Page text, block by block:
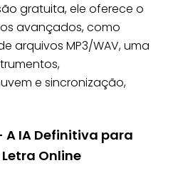
gratuita, ele oferece o
avançados, como
arquivos MP3/WAV, uma
e sincronização,
IA Definitiva para
Online